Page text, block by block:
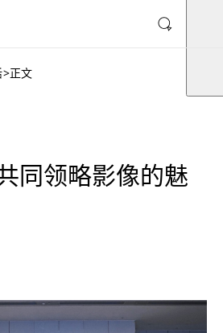
>正文
同领略影像的魅